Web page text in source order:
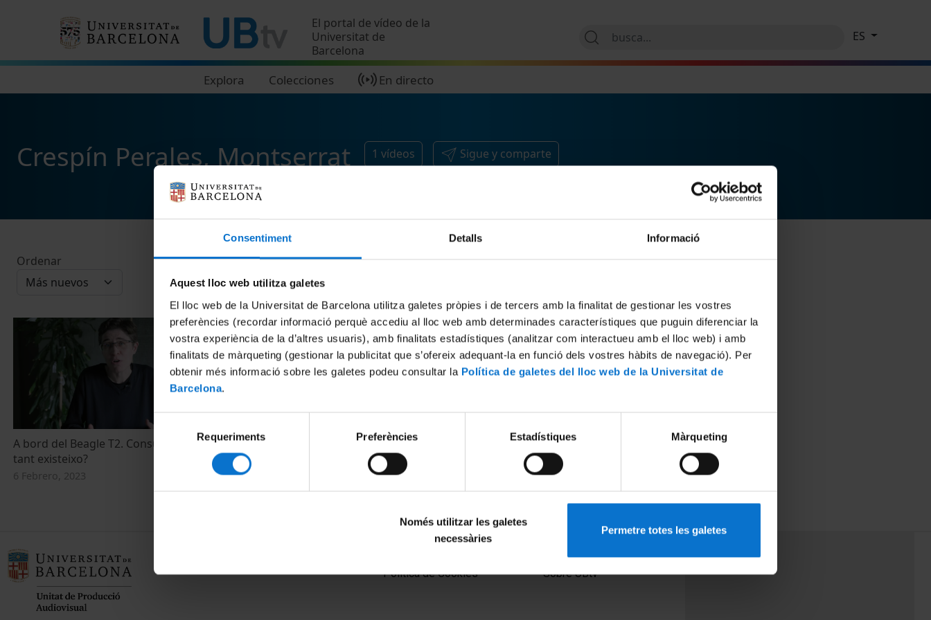
Consentiment Detalls Informació
Aquest lloc web utilitza galetes
El lloc web de la Universitat de Barcelona utilitza galetes pròpies i de tercers amb la finalitat de gestionar les vostres
preferències (recordar informació perquè accediu al lloc web amb determinades característiques que puguin diferenciar la
vostra experiència de la d’altres usuaris), amb finalitats estadístiques (analitzar com interactueu amb el lloc web) i amb
finalitats de màrqueting (gestionar la publicitat que s’ofereix adequant-la en funció dels vostres hàbits de navegació). Per
obtenir més informació sobre les galetes podeu consultar la Política de galetes del lloc web de la Universitat de
Barcelona.
consentiment
Requeriments Preferències Estadístiques Màrqueting
Només utilitzar les galetes
necessàries
Permetre totes les galetes
El portal de vídeo de la
Universitat de
Barcelona
Explora Colecciones En directo
ES
Crespín Perales, Montserrat 1 vídeos Sigue y comparte
Ordenar
A bord del Beagle T2. Consumeixo, per
tant existeixo?
6 Febrero, 2023
Política de Cookies
Sobre UBtv